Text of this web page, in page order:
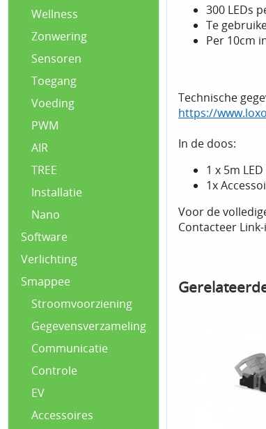
Wellness
Zonwering
Sensoren
Toegang
Voeding
PWM
AIR
TREE
Installatie
Nano
Software
Verlichting
Smappee
Stroomvoorziening
Gegevensverzameling
Communicatie
Controle
EV
Accessoires
300 LEDs
Te
Per 10cm
Technische
https://
In de doos:
1 x 5m
1x
Voor de
Contacteer